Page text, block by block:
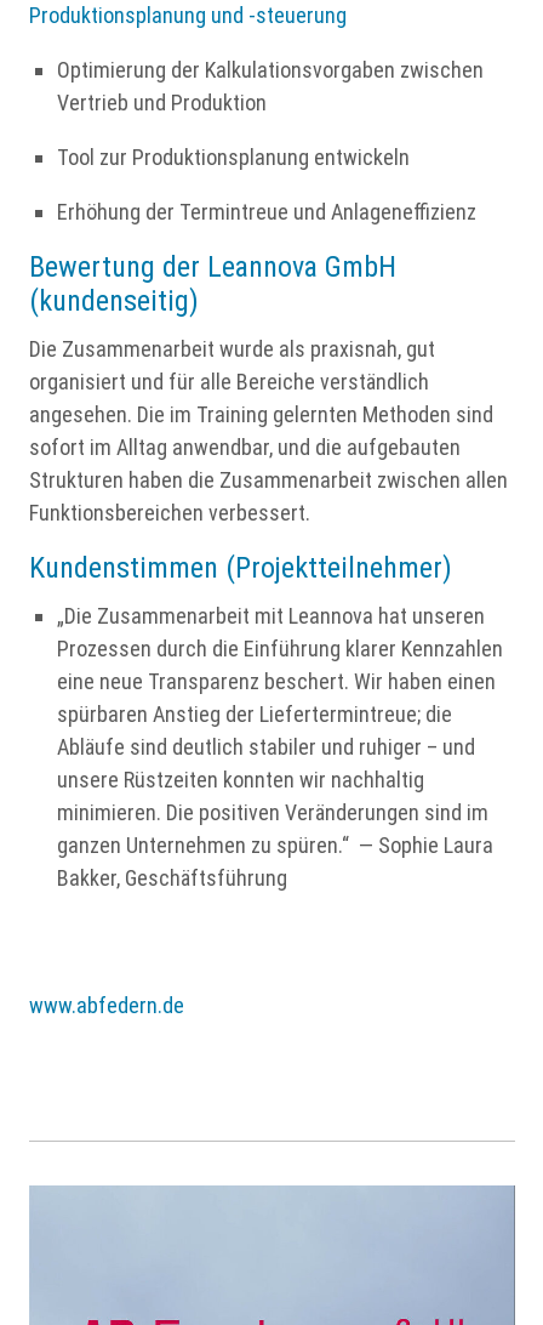
Produktionsplanung und -steuerung
Optimierung der Kalkulationsvorgaben zwischen
Vertrieb und Produktion
Tool zur Produktionsplanung entwickeln
Erhöhung der Termintreue und Anlageneffizienz
Bewertung der Leannova GmbH
(kundenseitig)
Die Zusammenarbeit wurde als praxisnah, gut
organisiert und für alle Bereiche verständlich
angesehen. Die im Training gelernten Methoden sind
sofort im Alltag anwendbar, und die aufgebauten
Strukturen haben die Zusammenarbeit zwischen allen
Funktionsbereichen verbessert.
Kundenstimmen (Projektteilnehmer)
„Die Zusammenarbeit mit Leannova hat unseren
Prozessen durch die Einführung klarer Kennzahlen
eine neue Transparenz beschert. Wir haben einen
spürbaren Anstieg der Liefertermintreue; die
Abläufe sind deutlich stabiler und ruhiger – und
unsere Rüstzeiten konnten wir nachhaltig
minimieren. Die positiven Veränderungen sind im
ganzen Unternehmen zu spüren.“ — Sophie Laura
Bakker, Geschäftsführung
www.abfedern.de